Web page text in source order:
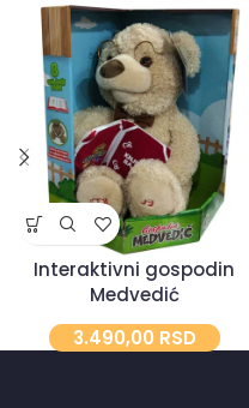
Interaktivni gospodin
Medvedić
3.490,00 RSD